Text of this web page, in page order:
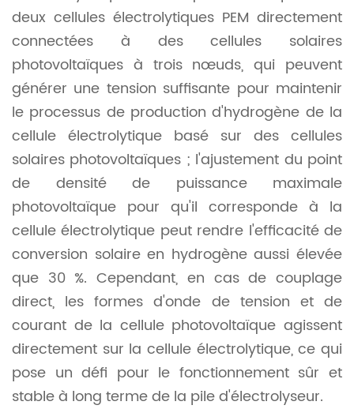
deux cellules électrolytiques PEM directement
connectées à des cellules solaires
photovoltaïques à trois nœuds, qui peuvent
générer une tension suffisante pour maintenir
le processus de production d'hydrogène de la
cellule électrolytique basé sur des cellules
solaires photovoltaïques ; l'ajustement du point
de densité de puissance maximale
photovoltaïque pour qu'il corresponde à la
cellule électrolytique peut rendre l'efficacité de
conversion solaire en hydrogène aussi élevée
que 30 %. Cependant, en cas de couplage
direct, les formes d'onde de tension et de
courant de la cellule photovoltaïque agissent
directement sur la cellule électrolytique, ce qui
pose un défi pour le fonctionnement sûr et
stable à long terme de la pile d'électrolyseur.